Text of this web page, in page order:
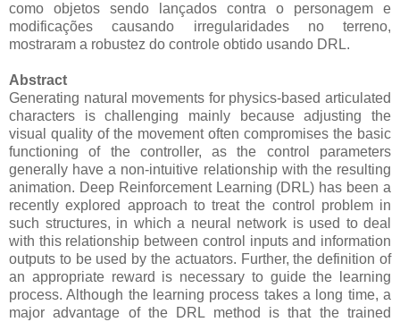
como objetos sendo lançados contra o personagem e
modificações causando irregularidades no terreno,
mostraram a robustez do controle obtido usando DRL.
Abstract
Generating natural movements for physics-based articulated
characters is challenging mainly because adjusting the
visual quality of the movement often compromises the basic
functioning of the controller, as the control parameters
generally have a non-intuitive relationship with the resulting
animation. Deep Reinforcement Learning (DRL) has been a
recently explored approach to treat the control problem in
such structures, in which a neural network is used to deal
with this relationship between control inputs and information
outputs to be used by the actuators. Further, the definition of
an appropriate reward is necessary to guide the learning
process. Although the learning process takes a long time, a
major advantage of the DRL method is that the trained